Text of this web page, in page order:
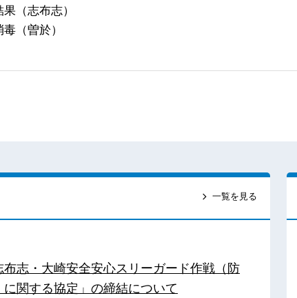
（志布志）
（曽於）
一覧を見る
志・大崎安全安心スリーガード作戦（防
関する協定」の締結について